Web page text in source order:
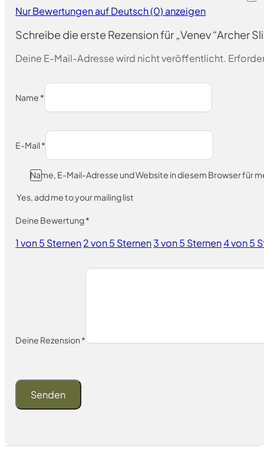
Nur Bewertungen auf Deutsch (0) anzeigen
Schreibe die erste Rezension für „Venev “Archer
Deine E-Mail-Adresse wird nicht veröffentlicht.
Name *
E-Mail*
Name, E-Mail-Adresse und Website in diesem Browser für
Yes, add me to your mailing list
Deine Bewertung*
1 von 5 Sternen2 von 5 Sternen3 von 5 Sternen4 von 5
Deine Rezension*